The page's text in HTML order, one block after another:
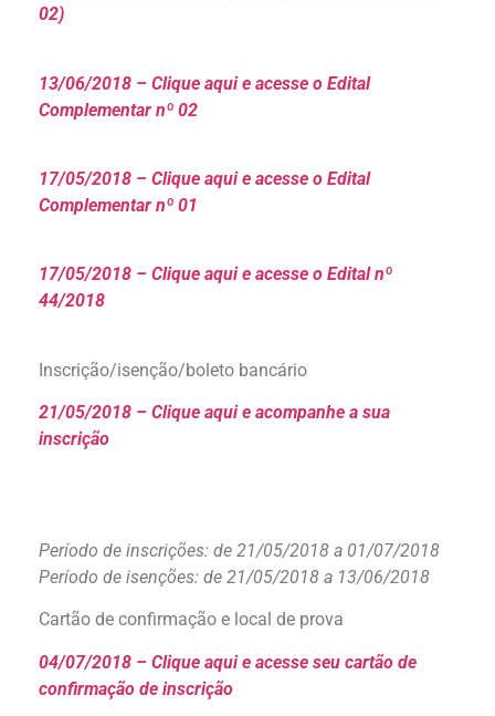
02)
13/06/2018 – Clique aqui e acesse o Edital
Complementar nº 02
17/05/2018 – Clique aqui e acesse o Edital
Complementar nº 01
17/05/2018 – Clique aqui e acesse o Edital nº
44/2018
Inscrição/isenção/boleto bancário
21/05/2018 – Clique aqui e acompanhe a sua
inscrição
Período de inscrições: de 21/05/2018 a 01/07/2018
Período de isenções: de 21/05/2018 a 13/06/2018
Cartão de confirmação e local de prova
04/07/2018 – Clique aqui e acesse seu cartão de
confirmação de inscrição